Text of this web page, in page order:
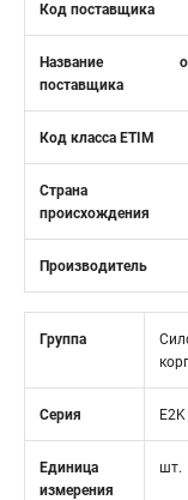
Код поставщика
Название
поставщика
Код класса ETIM
Страна
происхождения
Производитель
Группа
Серия E2K
Единица
измерения
шт.